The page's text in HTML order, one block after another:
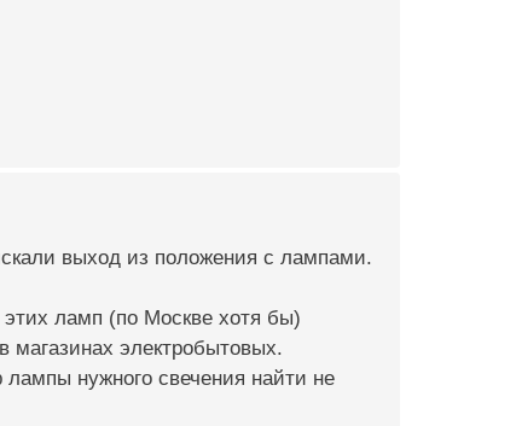
выход из положения с лампами.
ламп (по Москве хотя бы)
магазинах электробытовых.
нужного свечения найти не